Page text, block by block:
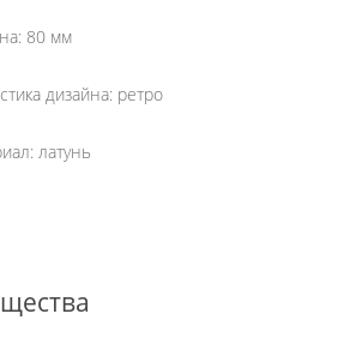
80 мм
дизайна: ретро
латунь